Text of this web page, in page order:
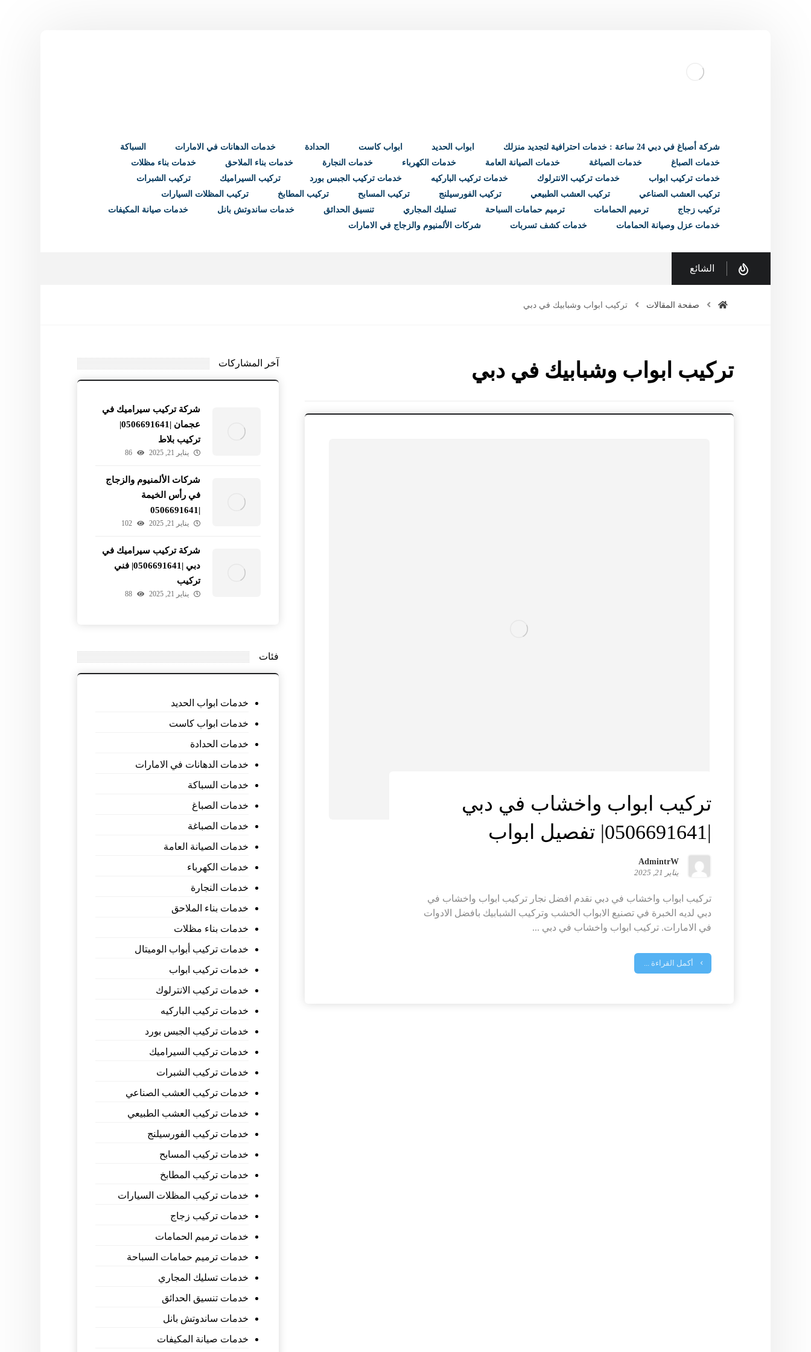
شركة أصباغ في دبي 24 ساعة : خدمات احترافية لتجديد منزلك ابواب الحديد ابواب كاست الحدادة خدمات الدهانات في الامارات
السباكة
خدمات الصباغ
خدمات الصباغة خدمات الصيانة العامة خدمات الكهرباء خدمات النجارة خدمات بناء الملاحق
خدمات بناء مظلات
خدمات تركيب ابواب
خدمات تركيب الانترلوك خدمات تركيب الباركيه خدمات تركيب الجبس بورد تركيب السيراميك
تركيب الشبرات
تركيب العشب الصناعي
تركيب العشب الطبيعي تركيب الفورسيلنج تركيب المسابح تركيب المطابخ
تركيب المظلات السيارات
تركيب زجاج
ترميم الحمامات ترميم حمامات السباحة تسليك المجاري تنسيق الحدائق خدمات ساندوتش بانل
خدمات صيانة المكيفات
خدمات عزل وصيانة الحمامات
خدمات كشف تسربات شركات الألمنيوم والزجاج في الامارات
الشائع
صفحة المقالات تركيب ابواب وشبابيك في دبي
تركيب ابواب وشبابيك في دبي
تركيب ابواب واخشاب في دبي
|0506691641| تفصيل ابواب
AdmintrW
يناير 21, 2025
تركيب ابواب واخشاب في دبي نقدم افضل نجار تركيب ابواب واخشاب في
دبي لديه الخبرة في تصنيع الابواب الخشب وتركيب الشبابيك بافضل الادوات
في الامارات. تركيب ابواب واخشاب في دبي ...
أكمل القراءة ...
آخر المشاركات
شركة تركيب سيراميك في
عجمان |0506691641|
تركيب بلاط
يناير 21, 2025 86
شركات الألمنيوم والزجاج
في رأس الخيمة
|0506691641
يناير 21, 2025 102
شركة تركيب سيراميك في
دبي |0506691641| فني
تركيب
يناير 21, 2025 88
فئات
خدمات ابواب الحديد
خدمات ابواب كاست
خدمات الحدادة
خدمات الدهانات في الامارات
خدمات السباكة
خدمات الصباغ
خدمات الصباغة
خدمات الصيانة العامة
خدمات الكهرباء
خدمات النجارة
خدمات بناء الملاحق
خدمات بناء مظلات
خدمات تركيب أبواب الوميتال
خدمات تركيب ابواب
خدمات تركيب الانترلوك
خدمات تركيب الباركيه
خدمات تركيب الجبس بورد
خدمات تركيب السيراميك
خدمات تركيب الشبرات
خدمات تركيب العشب الصناعي
خدمات تركيب العشب الطبيعي
خدمات تركيب الفورسيلنج
خدمات تركيب المسابح
خدمات تركيب المطابخ
خدمات تركيب المظلات السيارات
خدمات تركيب زجاج
خدمات ترميم الحمامات
خدمات ترميم حمامات السباحة
خدمات تسليك المجاري
خدمات تنسيق الحدائق
خدمات ساندوتش بانل
خدمات صيانة المكيفات